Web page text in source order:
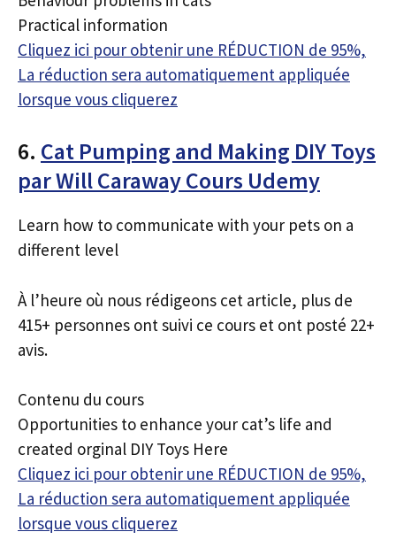
Practical information
Cliquez ici pour obtenir une RÉDUCTION de 95%,
La réduction sera automatiquement appliquée
lorsque vous cliquerez
6. Cat Pumping and Making DIY Toys
par Will Caraway Cours Udemy
Learn how to communicate with your pets on a
different level
À l’heure où nous rédigeons cet article, plus de
415+ personnes ont suivi ce cours et ont posté 22+
avis.
Contenu du cours
Opportunities to enhance your cat’s life and
created orginal DIY Toys Here
Cliquez ici pour obtenir une RÉDUCTION de 95%,
La réduction sera automatiquement appliquée
lorsque vous cliquerez